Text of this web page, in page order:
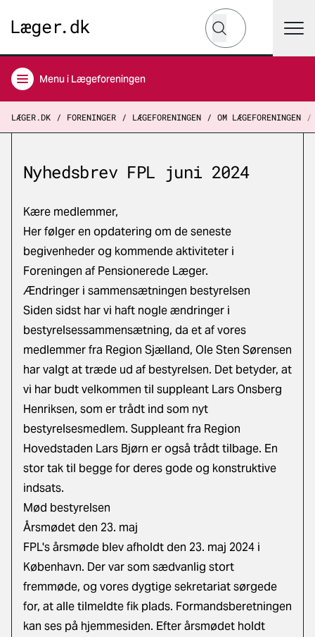
Hvad leder du efter?
Søg
Menu i Lægeforeningen
LÆGER.DK FORENINGER LÆGEFORENINGEN OM LÆGEFORENINGEN
Nyhedsbrev FPL juni 2024
Kære medlemmer,
Her følger en opdatering om de seneste
begivenheder og kommende aktiviteter i
Foreningen af Pensionerede Læger.
Ændringer i sammensætningen bestyrelsen
Siden sidst har vi haft nogle ændringer i
bestyrelsessammensætning, da et af vores
medlemmer fra Region Sjælland, Ole Sten Sørensen
har valgt at træde ud af bestyrelsen. Det betyder, at
vi har budt velkommen til suppleant Lars Onsberg
Henriksen, som er trådt ind som nyt
bestyrelsesmedlem. Suppleant fra Region
Hovedstaden Lars Bjørn er også trådt tilbage. En
stor tak til begge for deres gode og konstruktive
indsats.
Mød bestyrelsen
Årsmødet den 23. maj
FPL's årsmøde blev afholdt den 23. maj 2024 i
København. Der var som sædvanlig stort
fremmøde, og vores dygtige sekretariat sørgede
for, at alle tilmeldte fik plads. Formandsberetningen
kan ses på hjemmesiden. Efter årsmødet holdt